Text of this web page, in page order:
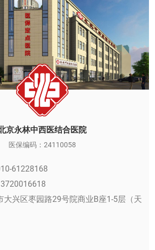
京永林中西医结合医院
医保编码：24110058
61228168
大兴区枣园路29号院商业B座1-5层（天